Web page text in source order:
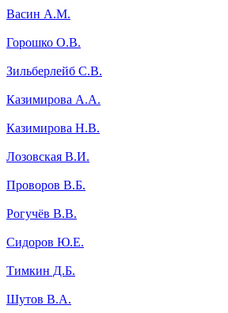
Васин А.М.
Горошко О.В.
Зильберлейб С.В.
Казимирова А.А.
Казимирова Н.В.
Лозовская В.И.
Проворов В.Б.
Рогучёв В.В.
Сидоров Ю.Е.
Тимкин Д.Б.
Шутов В.А.